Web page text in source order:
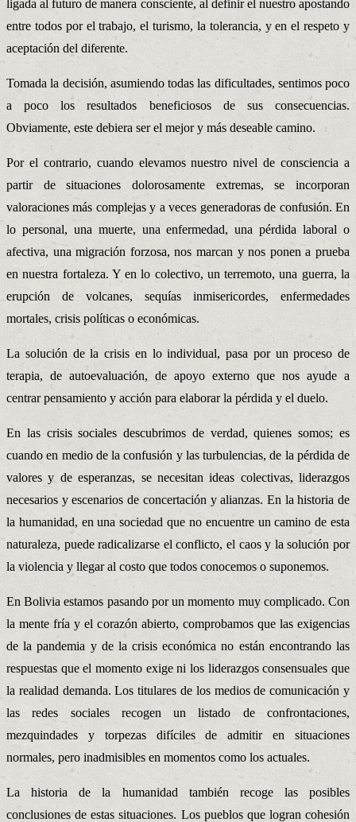
ligada al futuro de manera consciente, al definir el nuestro apostando
entre todos por el trabajo, el turismo, la tolerancia, y en el respeto y
aceptación del diferente.
Tomada la decisión, asumiendo todas las dificultades, sentimos poco
a poco los resultados beneficiosos de sus consecuencias.
Obviamente, este debiera ser el mejor y más deseable camino.
Por el contrario, cuando elevamos nuestro nivel de consciencia a
partir de situaciones dolorosamente extremas, se incorporan
valoraciones más complejas y a veces generadoras de confusión. En
lo personal, una muerte, una enfermedad, una pérdida laboral o
afectiva, una migración forzosa, nos marcan y nos ponen a prueba
en nuestra fortaleza. Y en lo colectivo, un terremoto, una guerra, la
erupción de volcanes, sequías inmisericordes, enfermedades
mortales, crisis políticas o económicas.
La solución de la crisis en lo individual, pasa por un proceso de
terapia, de autoevaluación, de apoyo externo que nos ayude a
centrar pensamiento y acción para elaborar la pérdida y el duelo.
En las crisis sociales descubrimos de verdad, quienes somos; es
cuando en medio de la confusión y las turbulencias, de la pérdida de
valores y de esperanzas, se necesitan ideas colectivas, liderazgos
necesarios y escenarios de concertación y alianzas. En la historia de
la humanidad, en una sociedad que no encuentre un camino de esta
naturaleza, puede radicalizarse el conflicto, el caos y la solución por
la violencia y llegar al costo que todos conocemos o suponemos.
En Bolivia estamos pasando por un momento muy complicado. Con
la mente fría y el corazón abierto, comprobamos que las exigencias
de la pandemia y de la crisis económica no están encontrando las
respuestas que el momento exige ni los liderazgos consensuales que
la realidad demanda. Los titulares de los medios de comunicación y
las redes sociales recogen un listado de confrontaciones,
mezquindades y torpezas difíciles de admitir en situaciones
normales, pero inadmisibles en momentos como los actuales.
La historia de la humanidad también recoge las posibles
conclusiones de estas situaciones. Los pueblos que logran cohesión